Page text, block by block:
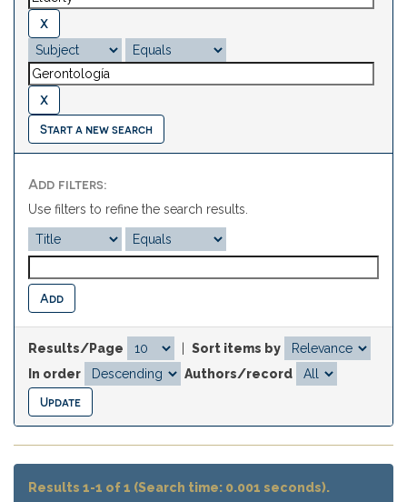
Start a new search
Add filters:
Use filters to refine the search results.
Results/Page
Sort items by
In order
Authors/record
Results 1-1 of 1 (Search time: 0.001 seconds).